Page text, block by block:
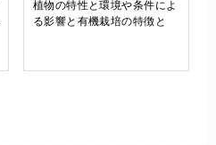
植物の特性と環境や条件によ
る影響と有機栽培の特徴と